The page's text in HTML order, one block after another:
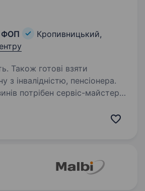
ФОП
Кропивницький,
Також готові взяти
з інвалідністю, пенсіонера.
потрібен сервіс-майстер